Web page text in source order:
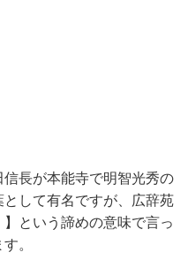
信長が本能寺で明智光秀の
して有名ですが、広辞苑
という諦めの意味で言っ
。